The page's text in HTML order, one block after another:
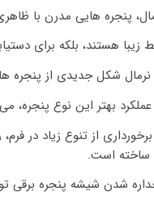
پنجره هایی مدرن با
زیبا هستند، بلکه برای
نرمال شکل جدیدی از
بهتر این نوع پنجره،
از تنوع زیاد در
ساخته است.
شدن شیشه پنجره